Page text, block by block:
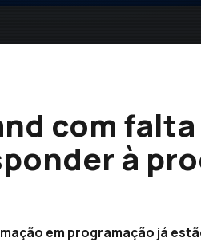
com
à
em programação já